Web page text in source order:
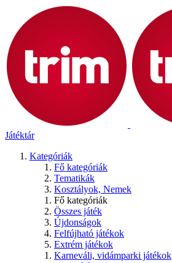
Játéktár
Kategóriák
Fő kategóriák
Tematikák
Kosztályok, Nemek
Fő kategóriák
Összes játék
Újdonságok
Felfújható játékok
Extrém játékok
Karneváli, vidámparki játékok